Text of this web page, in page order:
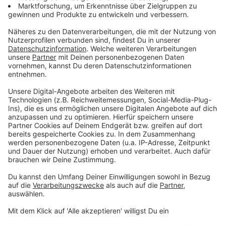
Verwarnkarten bei falscher Mülltrennung
Anzeige
Wenn die Mülltonnen auf Dauer zu viele Fremdstoffe
enthalten, soll es gelbe und rote Verwarnkarten
geben. Personenbezogene Daten werden aber nicht
erhoben. Es soll also keine "Müll-Polizei" kommen.
Anzeige